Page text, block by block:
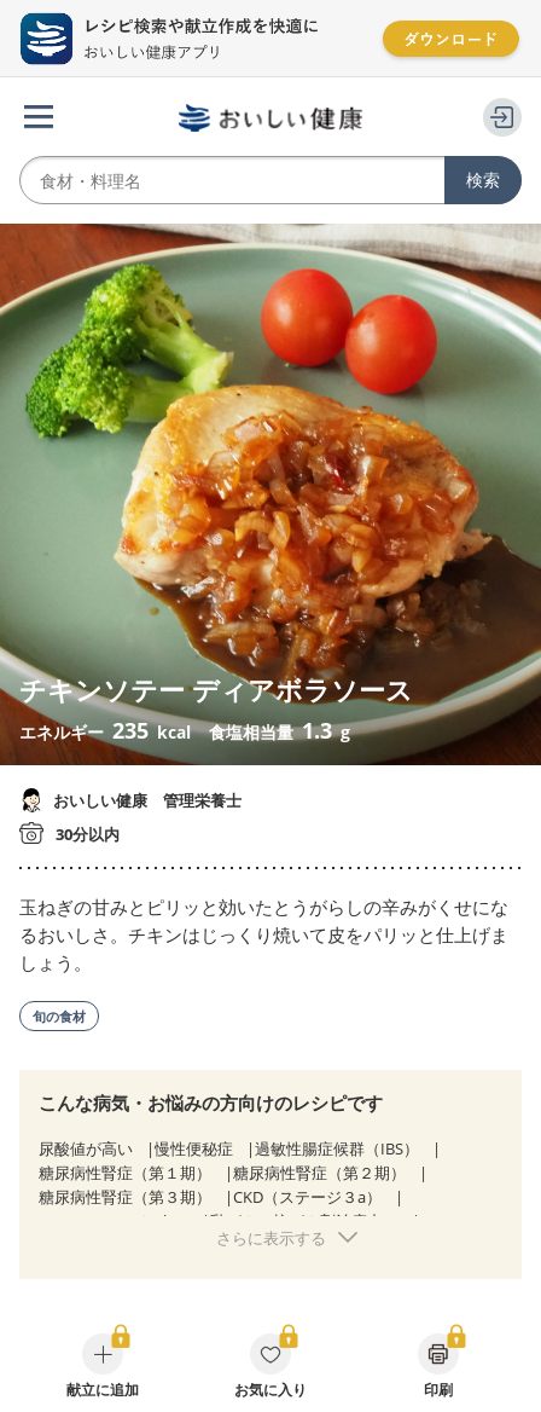
チキンソテー ディアボラソース
エネルギー 235 kcal 食塩相当量1.3 g
おいしい健康 管理栄養士
30分以内
玉ねぎの甘みとピリッと効いたとうがらしの辛みがくせにな
るおいしさ。チキンはじっくり焼いて皮をパリッと仕上げま
しょう。
旬の食材
こんな病気・お悩みの方向けのレシピです
尿酸値が高い 慢性便秘症
過敏性腸症候群（IBS）
糖尿病性腎症（第１期）
糖尿病性腎症（第２期）
糖尿病性腎症（第３期）
CKD（ステージ３a）
CKD（ステージ３b）
乳がん（抗がん剤治療中）
乳がん（ホルモン療法中）
乳がん（放射線治療中）
ニキビ・肌荒れ
更年期
さらに表示する
献立に追加 お気に入り 印刷